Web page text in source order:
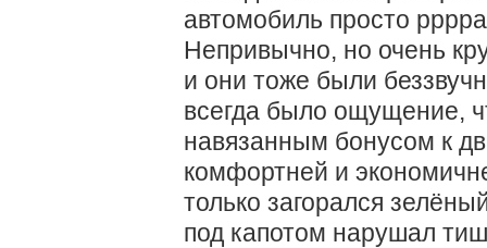
автомобиль просто
Непривычно, но очень
и они тоже были
всегда было ощущение,
навязанным бонусом к
комфортней и
только загорался
под капотом нарушал